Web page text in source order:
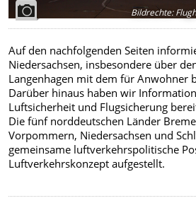
Bildrechte:
Auf den nachfolgenden Seiten
Niedersachsen, insbesondere über
Langenhagen mit dem für Anwohner
Darüber hinaus haben wir
Luftsicherheit und Flugsicherung
Die fünf norddeutschen Länder
Vorpommern, Niedersachsen und
gemeinsame luftverkehrspolitische
Luftverkehrskonzept aufgestellt.